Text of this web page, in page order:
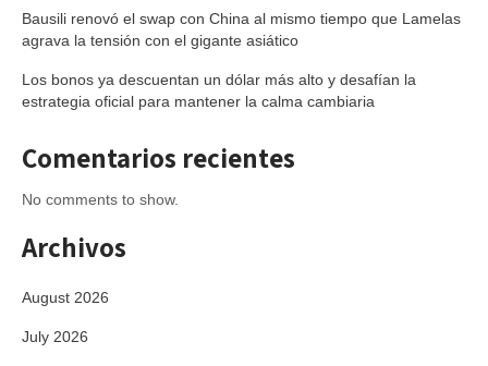
Bausili renovó el swap con China al mismo tiempo que Lamelas
agrava la tensión con el gigante asiático
Los bonos ya descuentan un dólar más alto y desafían la
estrategia oficial para mantener la calma cambiaria
Comentarios recientes
No comments to show.
Archivos
August 2026
July 2026